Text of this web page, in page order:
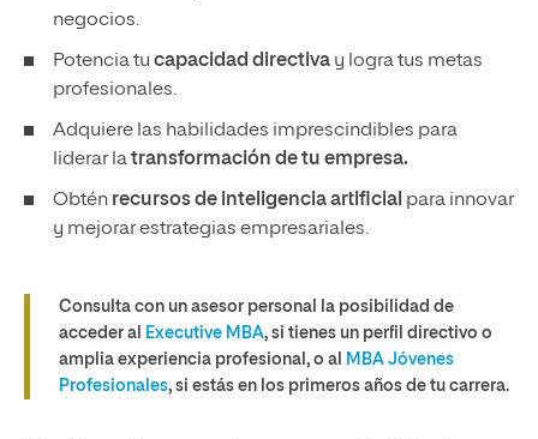
negocios.
Potencia tu capacidad directiva y logra tus metas
profesionales.
Adquiere las habilidades imprescindibles para
liderar latransformación de tu empresa.
Obtén recursos de inteligencia artificial para innovar
y mejorar estrategias empresariales.
Consulta con un asesor personal la posibilidad de
acceder al
Executive MBA, si tienes un perfil directivo o
amplia experiencia profesional, o al
MBA Jóvenes
Profesionales, si estás en los primeros años de tu carrera.